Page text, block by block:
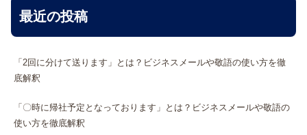
最近の投稿
「2回に分けて送ります」とは？ビジネスメールや敬語の使い方を徹
底解釈
「〇時に帰社予定となっております」とは？ビジネスメールや敬語の
使い方を徹底解釈